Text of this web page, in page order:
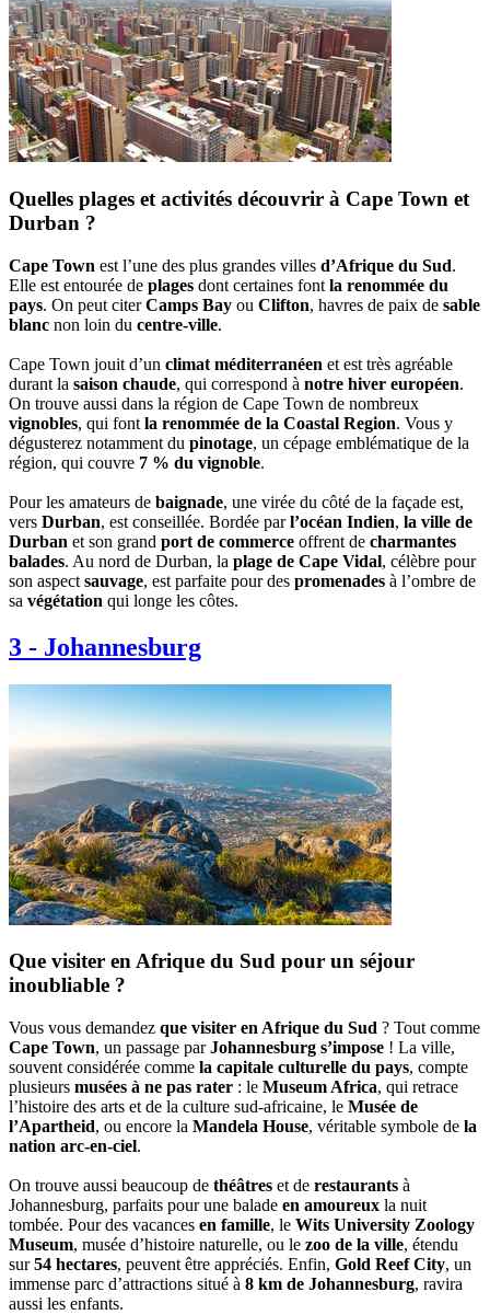
Quelles plages et activités découvrir à Cape Town et
Durban ?
Cape Town est l’une des plus grandes villes d’Afrique du Sud.
Elle est entourée de plages dont certaines font la renommée du
pays. On peut citerCamps Bay ou Clifton, havres de paix de sable
blanc non loin du centre-ville.
Cape Town jouit d’un climat méditerranéen et est très agréable
durant la saison chaude, qui correspond à notre hiver européen.
On trouve aussi dans la région de Cape Town de nombreux
vignobles, qui font la renommée de la Coastal Region. Vous y
dégusterez notamment du pinotage, un cépage emblématique de la
région, qui couvre 7 % du vignoble.
Pour les amateurs de baignade, une virée du côté de la façade est,
vers Durban, est conseillée. Bordée parl’océan Indien, la ville de
Durban et son grand port de commerce offrent de charmantes
balades. Au nord de Durban, la plage de Cape Vidal, célèbre pour
son aspect sauvage, est parfaite pour des promenades à l’ombre de
sa végétation qui longe les côtes.
3 - Johannesburg
Que visiter en Afrique du Sud pour un séjour
inoubliable ?
Vous vous demandez que visiter en Afrique du Sud ? Tout comme
Cape Town, un passage parJohannesburg s’impose ! La ville,
souvent considérée comme la capitale culturelle du pays, compte
plusieurs musées à ne pas rater : le Museum Africa, qui retrace
l’histoire des arts et de la culture sud-africaine, le Musée de
l’Apartheid, ou encore la Mandela House, véritable symbole de la
nation arc-en-ciel.
On trouve aussi beaucoup de théâtres et de restaurants à
Johannesburg, parfaits pour une balade en amoureux la nuit
tombée. Pour des vacances en famille, le Wits University Zoology
Museum, musée d’histoire naturelle, ou le zoo de la ville, étendu
sur54 hectares, peuvent être appréciés. Enfin, Gold Reef City, un
immense parc d’attractions situé à 8 km de Johannesburg, ravira
aussi les enfants.